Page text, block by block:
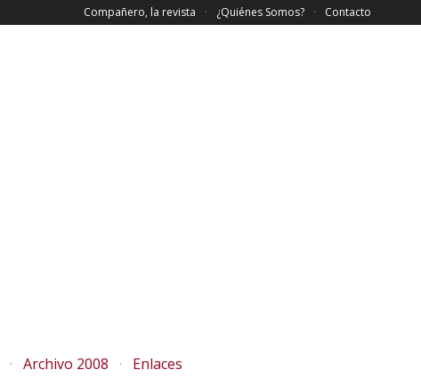
Compañero, la revista ¿Quiénes Somos? Contacto
Archivo 2008 Enlaces